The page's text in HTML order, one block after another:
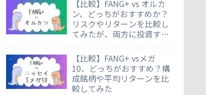
【比較】FANG+ vs オルカ
ン、どっちがおすすめか？
リスクやリターンを比較し
てみたが、両方に投資する
【比較】FANG+ vsメガ
10、どっちがおすすめ？構
成銘柄や平均リターンを比
較してみた